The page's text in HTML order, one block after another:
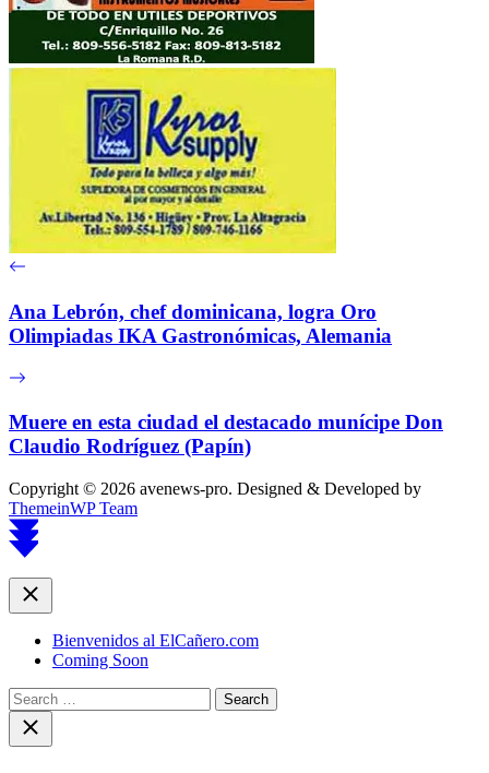
Ana Lebrón, chef dominicana, logra Oro
Olimpiadas IKA Gastronómicas, Alemania
Muere en esta ciudad el destacado munícipe Don
Claudio Rodríguez (Papín)
Copyright © 2026 avenews-pro. Designed & Developed by
ThemeinWP Team
Scroll
to
Close
Bienvenidos al ElCañero.com
Coming Soon
Search
for:Close
search